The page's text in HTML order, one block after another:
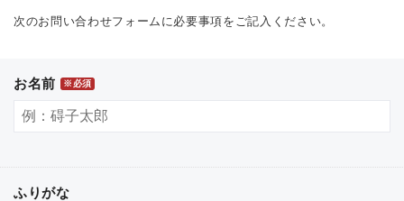
次のお問い合わせフォームに必要事項をご記入ください。
お名前 ※必須
ふりがな